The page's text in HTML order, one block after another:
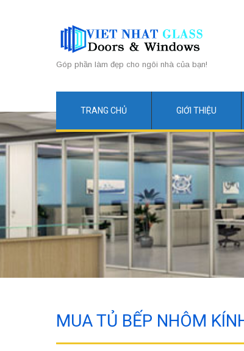
Góp phần làm đẹp cho ngôi nhà của bạn!
TRANG CHỦ GIỚI THIỆU
MUA TỦ BẾP NHÔM